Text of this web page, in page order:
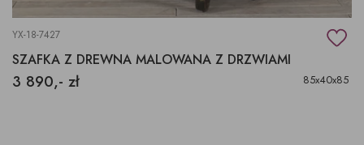
YX-18-7427
SZAFKA Z DREWNA MALOWANA Z DRZWIAMI
3 890,- zł 85x40x85